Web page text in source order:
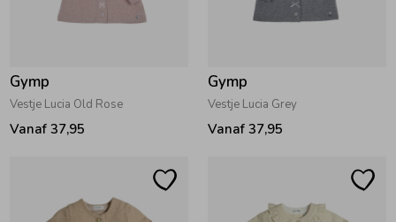
Zwemkleding
Jassen
Overhemden
Zwemkleding
Jassen
Overhemden
Cadeaubonnen
Haaraccessoires
Babyaccessoires
Winterjassen
Zomerjassen
Zwemvesten & Zwembandjes
Winterjassen
Zomerjassen
Gymp
Vestje Lucia Old Rose
Vanaf 37,95
Gymp
Vestje Lucia Grey
Vanaf 37,95